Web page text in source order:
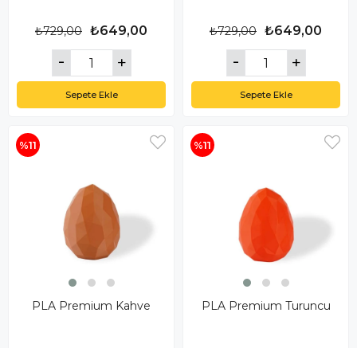
₺649,00
₺729,00
Sepete Ekle
₺649,00
₺729,00
Sepete Ekle
PLA Premium Kahve
%11
PLA Premium Turuncu
%11